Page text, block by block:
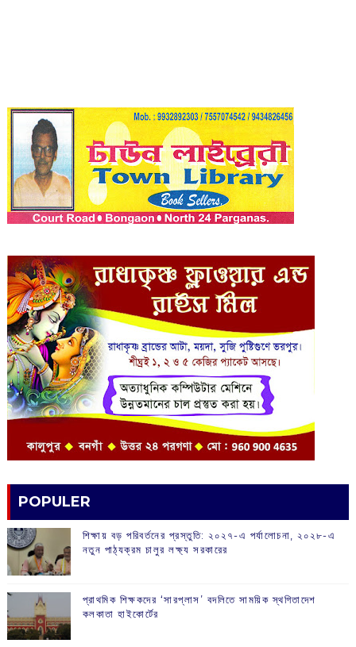
POPULER
শিক্ষায় বড় পরিবর্তনের প্রস্তুতি: ২০২৭-এ পর্যালোচনা, ২০২৮-এ
নতুন পাঠ্যক্রম চালুর লক্ষ্য সরকারের
প্রাথমিক শিক্ষকদের ‘সারপ্লাস’ বদলিতে সাময়িক স্থগিতাদেশ
কলকাতা হাইকোর্টের